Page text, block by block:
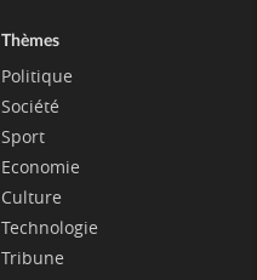
Thèmes
Politique
Société
Sport
Economie
Culture
Technologie
Tribune